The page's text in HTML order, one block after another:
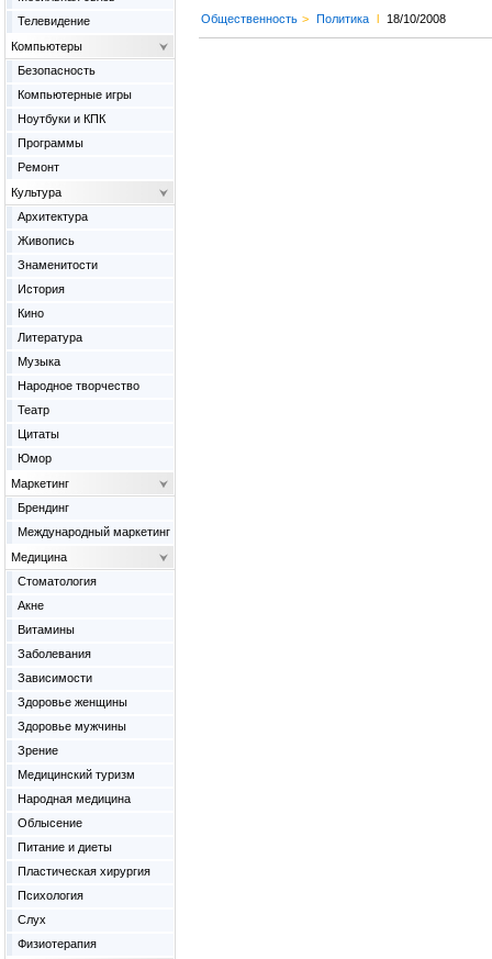
Общественность > Политика l 18/10/2008
Телевидение
Компьютеры
Безопасность
Компьютерные игры
Ноутбуки и КПК
Программы
Ремонт
Культура
Архитектура
Живопись
Знаменитости
История
Кино
Литература
Музыка
Народное творчество
Театр
Цитаты
Юмор
Маркетинг
Брендинг
Международный маркетинг
Медицина
Cтоматология
Акне
Витамины
Заболевания
Зависимости
Здоровье женщины
Здоровье мужчины
Зрение
Медицинский туризм
Народная медицина
Облысение
Питание и диеты
Пластическая хирургия
Психология
Слух
Физиотерапия